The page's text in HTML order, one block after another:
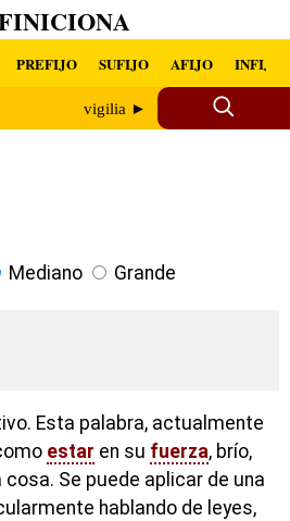
PREFIJO SUFIJO AFIJO INFIJO
vigilia ►
Mediano Grande
Esta palabra, actualmente
estar en su fuerza, brío,
Se puede aplicar de una
hablando de leyes,